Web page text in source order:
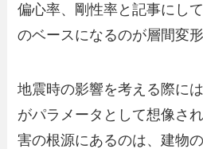
偏心率、剛性率と記事にし
のベースになるのが層間変形
地震時の影響を考える際に
がパラメータとして想像さ
害の根源にあるのは、建物